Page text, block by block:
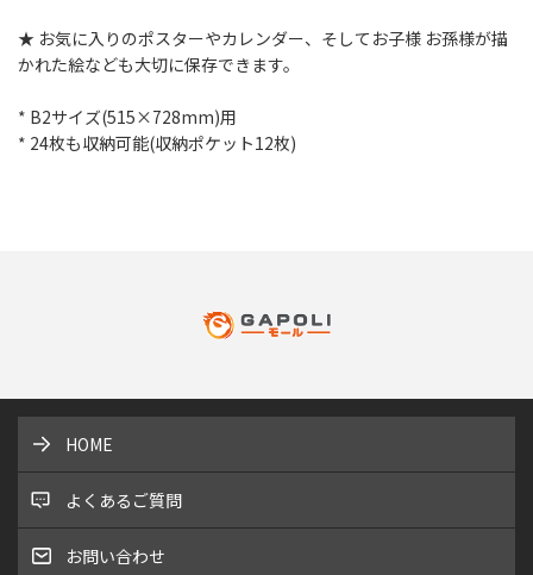
★ お気に入りのポスターやカレンダー、そしてお子様 お孫様が描
かれた絵なども大切に保存できます。
* B2サイズ(515×728mm)用
* 24枚も収納可能(収納ポケット12枚)
HOME
よくあるご質問
お問い合わせ